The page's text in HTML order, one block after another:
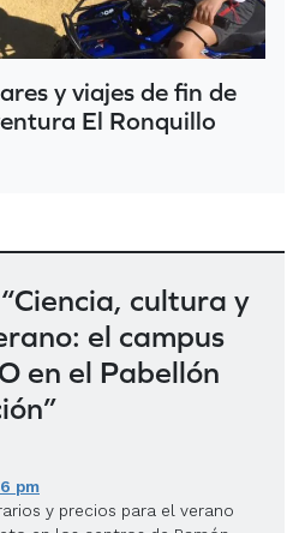
y viajes de fin de
El Ronquillo
Ciencia, cultura y
el campus
en el Pabellón
”
pm
y precios para el verano